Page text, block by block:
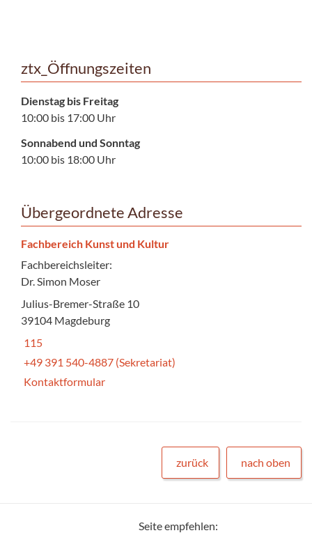
ztx_Öffnungszeiten
Dienstag bis Freitag
10:00 bis 17:00 Uhr
Sonnabend und Sonntag
10:00 bis 18:00 Uhr
Übergeordnete Adresse
Fachbereich Kunst und Kultur
Fachbereichsleiter:
Dr. Simon Moser
Julius-Bremer-Straße 10
39104 Magdeburg
115
+49 391 540-4887 (Sekretariat)
Kontaktformular
zurück nach oben
Seite empfehlen: